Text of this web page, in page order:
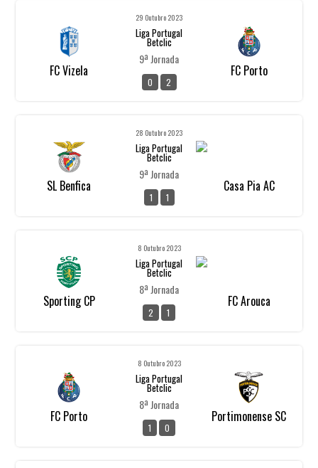
FC Vizela
29 Outubro 2023
Liga Portugal
Betclic
9ª Jornada
0 2
FC Porto
SL Benfica
28 Outubro 2023
Liga Portugal
Betclic
9ª Jornada
1 1
Casa Pia AC
Sporting CP
8 Outubro 2023
Liga Portugal
Betclic
8ª Jornada
2 1
FC Arouca
FC Porto
8 Outubro 2023
Liga Portugal
Betclic
8ª Jornada
1 0
Portimonense SC